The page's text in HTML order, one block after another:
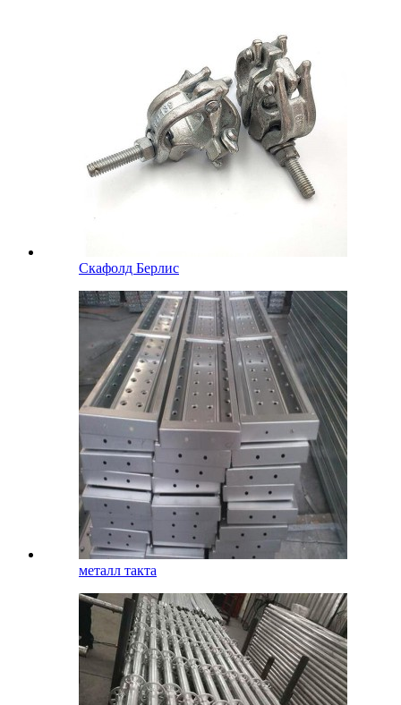
Скафолд Берлис
металл такта